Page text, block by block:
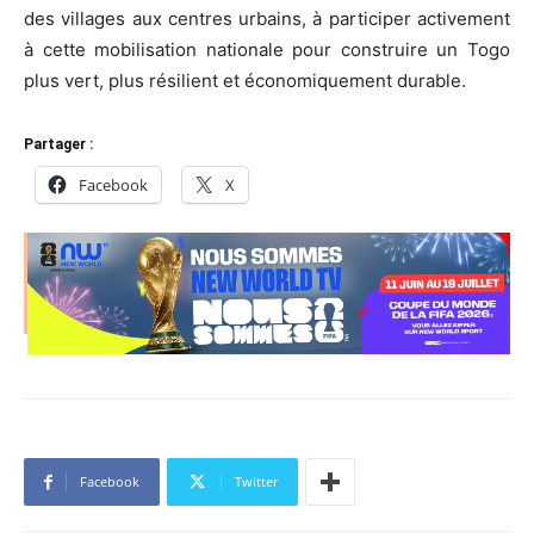
des villages aux centres urbains, à participer activement
à cette mobilisation nationale pour construire un Togo
plus vert, plus résilient et économiquement durable.
Partager :
Facebook X
Facebook Twitter